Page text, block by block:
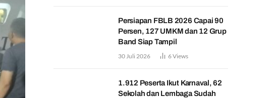
Persiapan FBLB 2026 Capai 90
Persen, 127 UMKM dan 12 Grup
Band Siap Tampil
30 Juli 2026 6Views
1.912 Peserta Ikut Karnaval, 62
Sekolah dan Lembaga Sudah